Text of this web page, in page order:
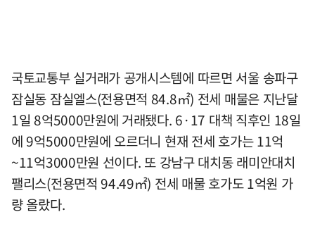
국토교통부 실거래가 공개시스템에 따르면 서울 송파구
잠실동 잠실엘스(전용면적 84.8㎡) 전세 매물은 지난달
1일 8억5000만원에 거래됐다. 6·17 대책 직후인 18일
에 9억5000만원에 오르더니 현재 전세 호가는 11억
~11억3000만원 선이다. 또 강남구 대치동 래미안대치
팰리스(전용면적 94.49㎡) 전세 매물 호가도 1억원 가
량 올랐다.